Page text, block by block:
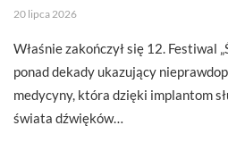
20 lipca 2026
Właśnie zakończył się 12. Festiwal
ponad dekady ukazujący
medycyny, która dzięki implantom
świata dźwięków…